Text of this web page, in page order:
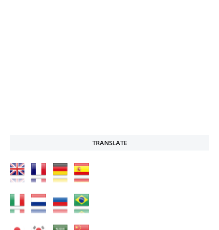
TRANSLATE